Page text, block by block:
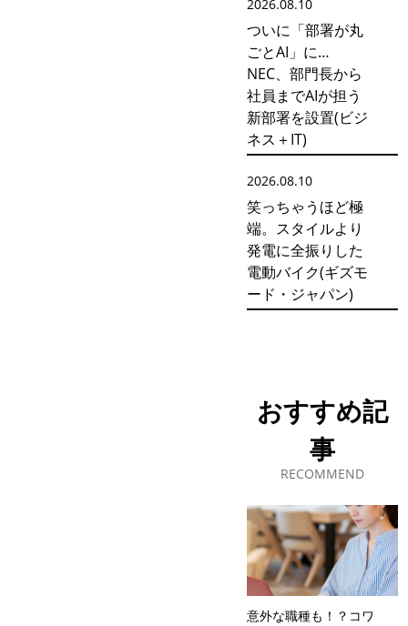
2026.08.10
ついに「部署が丸
ごとAI」に…
NEC、部門長から
社員までAIが担う
新部署を設置(ビジ
ネス＋IT)
2026.08.10
笑っちゃうほど極
端。スタイルより
発電に全振りした
電動バイク(ギズモ
ード・ジャパン)
おすすめ記
事
意外な職種も！？コワ